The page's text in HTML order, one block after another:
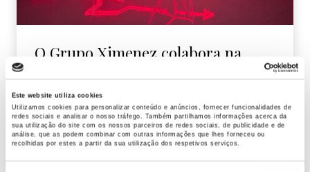
Este website utiliza cookies
Utilizamos cookies para personalizar conteúdo e anúncios, fornecer funcionalidades de
redes sociais e analisar o nosso tráfego. Também partilhamos informações acerca da
sua utilização do site com os nossos parceiros de redes sociais, de publicidade e de
análise, que as podem combinar com outras informações que lhes forneceu ou
recolhidas por estes a partir da sua utilização dos respetivos serviços.
O Grupo Ximenez colabora na
turnê ‘Corazón y flecha’ de Manuel
Carrasco com um projeto
exclusivo de iluminação
O Grupo Ximenez apresentou seu primeiro